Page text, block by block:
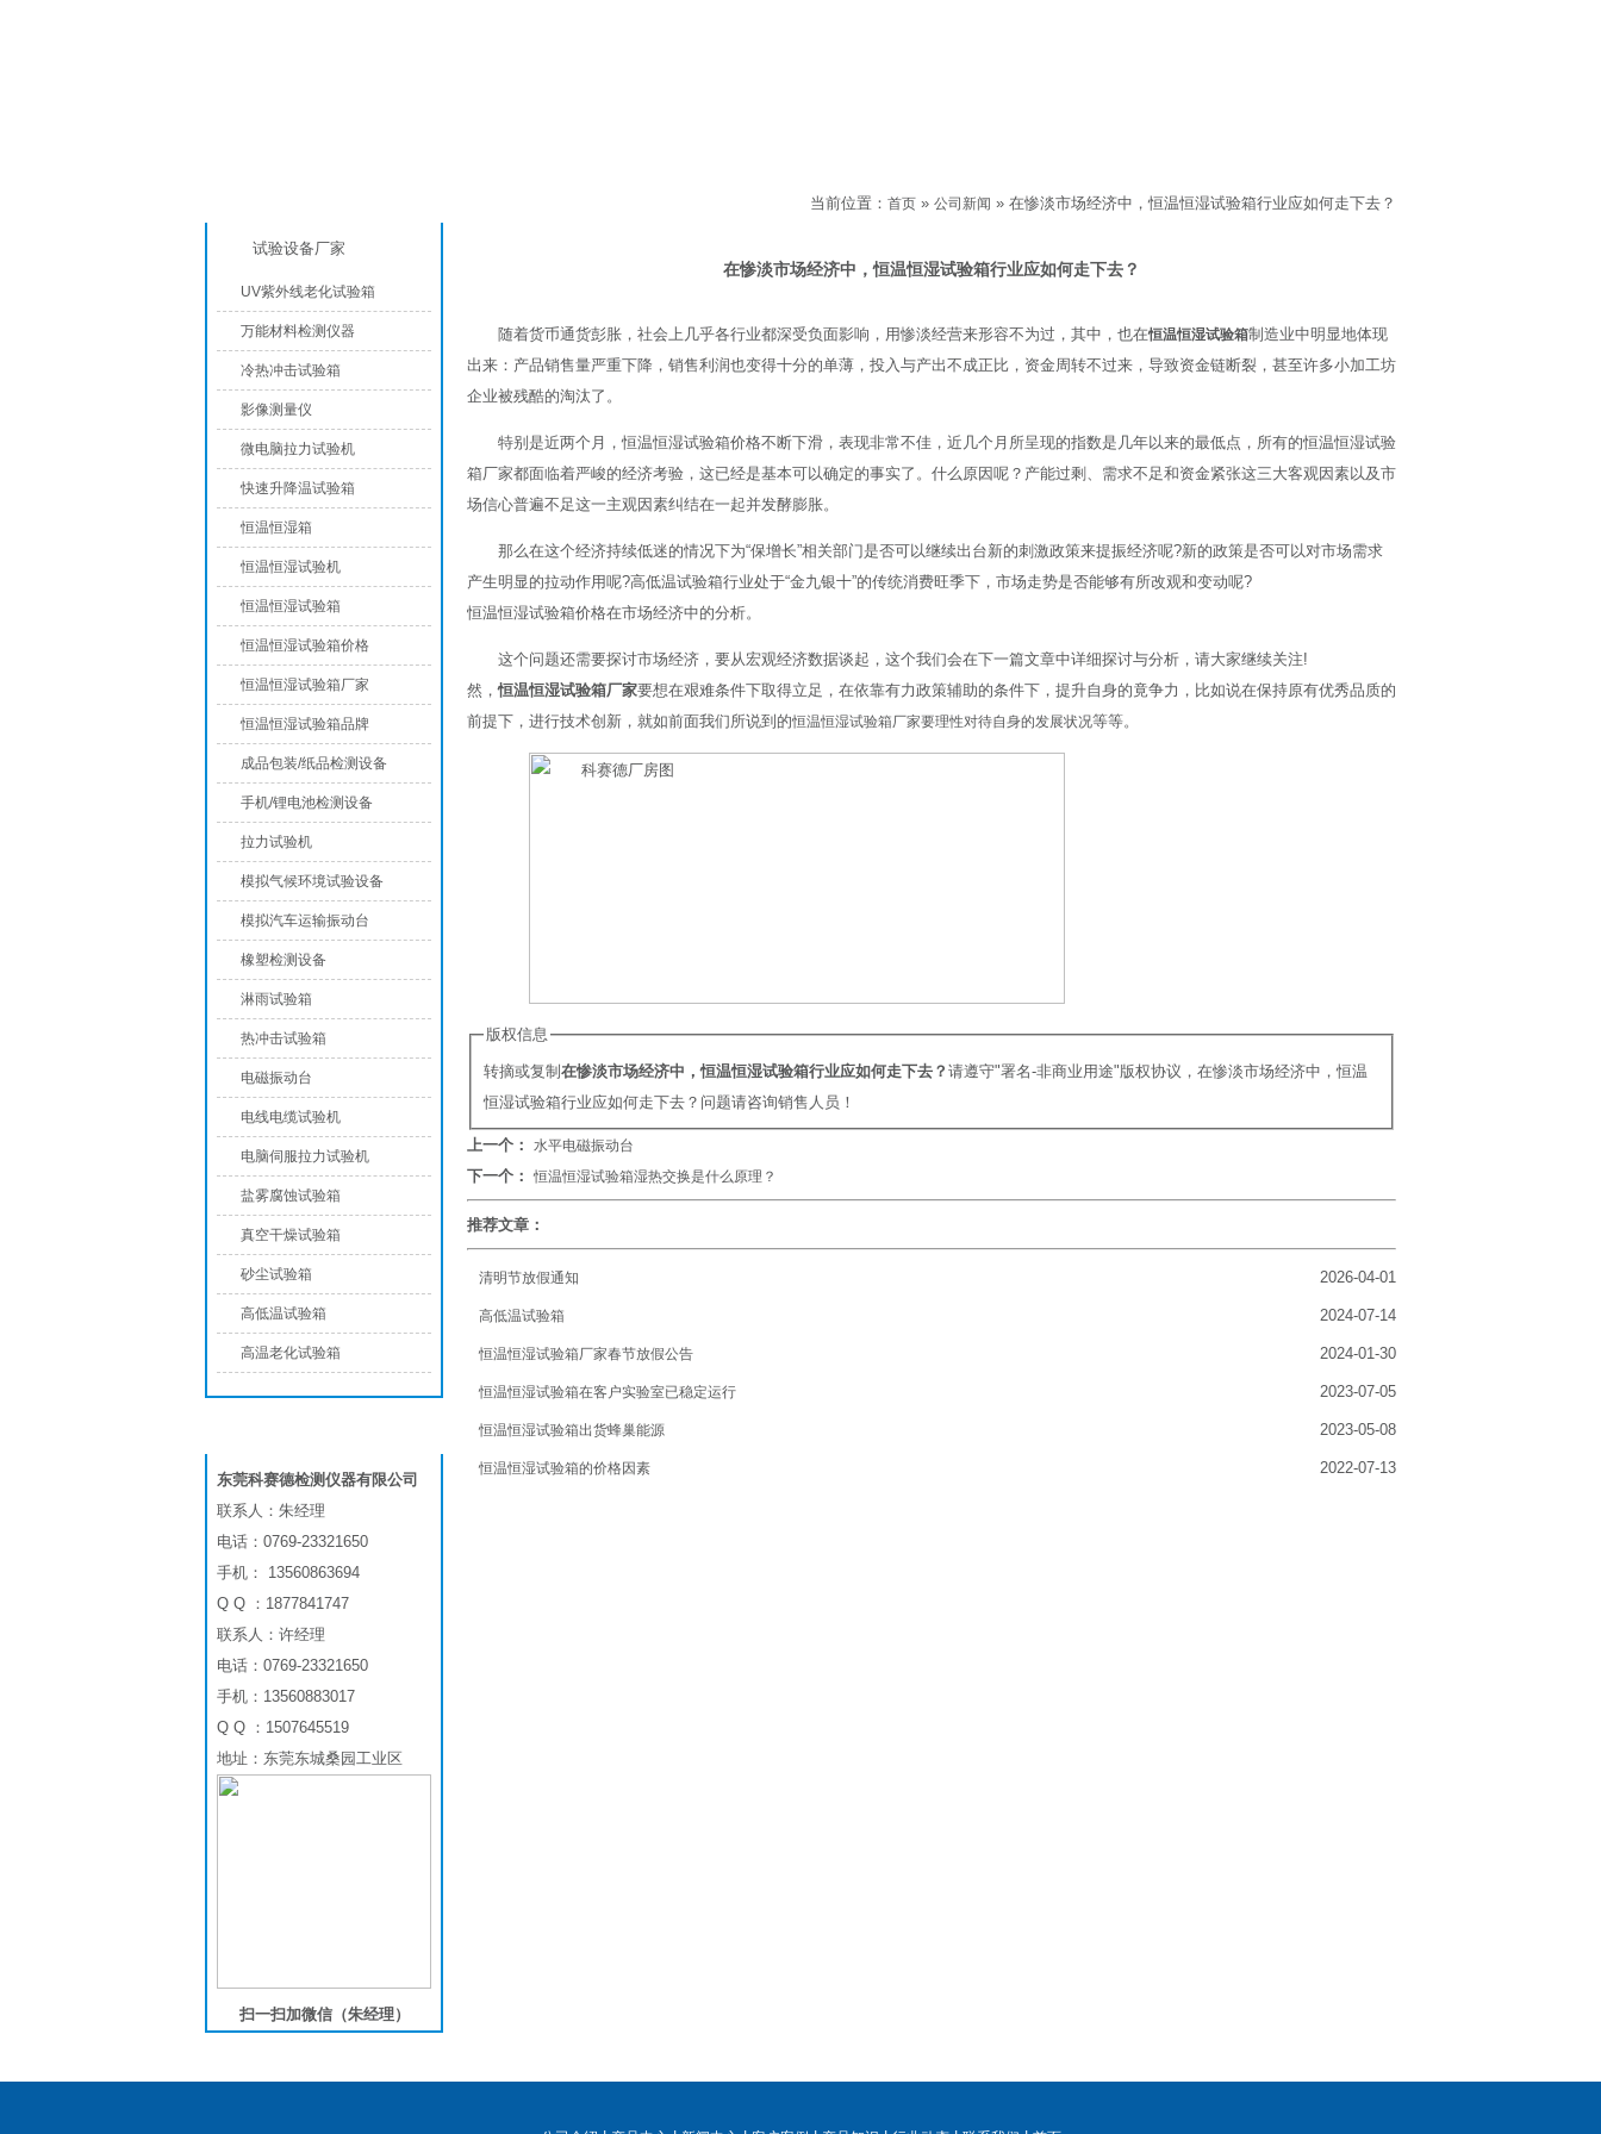
当前位置： 首页 » 公司新闻 » 在惨淡市场经济中，恒温恒湿试验箱行业应如何走下去？
在惨淡市场经济中，恒温恒湿试验箱行业应如何走下去？
随着货币通货彭胀，社会上几乎各行业都深受负面影响，用惨淡经营来形容不为过，其中，也在恒温恒湿试验箱制造业中明显地体现
出来：产品销售量严重下降，销售利润也变得十分的单薄，投入与产出不成正比，资金周转不过来，导致资金链断裂，甚至许多小加工坊
企业被残酷的淘汰了。
特别是近两个月，恒温恒湿试验箱价格不断下滑，表现非常不佳，近几个月所呈现的指数是几年以来的最低点，所有的恒温恒湿试验
箱厂家都面临着严峻的经济考验，这已经是基本可以确定的事实了。什么原因呢？产能过剩、需求不足和资金紧张这三大客观因素以及市
场信心普遍不足这一主观因素纠结在一起并发酵膨胀。
那么在这个经济持续低迷的情况下为“保增长”相关部门是否可以继续出台新的刺激政策来提振经济呢?新的政策是否可以对市场需求
产生明显的拉动作用呢?高低温试验箱行业处于“金九银十”的传统消费旺季下，市场走势是否能够有所改观和变动呢?
恒温恒湿试验箱价格在市场经济中的分析。
这个问题还需要探讨市场经济，要从宏观经济数据谈起，这个我们会在下一篇文章中详细探讨与分析，请大家继续关注!
然，恒温恒湿试验箱厂家要想在艰难条件下取得立足，在依靠有力政策辅助的条件下，提升自身的竟争力，比如说在保持原有优秀品质的
前提下，进行技术创新，就如前面我们所说到的恒温恒湿试验箱厂家要理性对待自身的发展状况等等。
版权信息
转摘或复制在惨淡市场经济中，恒温恒湿试验箱行业应如何走下去？ 请遵守"署名-非商业用途"版权协议，在惨淡市场经济中，恒温
恒湿试验箱行业应如何走下去？问题请咨询销售人员！
上一个： 水平电磁振动台
下一个：恒温恒湿试验箱湿热交换是什么原理？
推荐文章：
2026-04-01
清明节放假通知
2024-07-14
高低温试验箱
2024-01-30
恒温恒湿试验箱厂家春节放假公告
2023-07-05
恒温恒湿试验箱在客户实验室已稳定运行
2023-05-08
恒温恒湿试验箱出货蜂巢能源
2022-07-13
恒温恒湿试验箱的价格因素
试验设备厂家
UV紫外线老化试验箱
万能材料检测仪器
冷热冲击试验箱
影像测量仪
微电脑拉力试验机
快速升降温试验箱
恒温恒湿箱
恒温恒湿试验机
恒温恒湿试验箱
恒温恒湿试验箱价格
恒温恒湿试验箱厂家
恒温恒湿试验箱品牌
成品包装/纸品检测设备
手机/锂电池检测设备
拉力试验机
模拟气候环境试验设备
模拟汽车运输振动台
橡塑检测设备
淋雨试验箱
热冲击试验箱
电磁振动台
电线电缆试验机
电脑伺服拉力试验机
盐雾腐蚀试验箱
真空干燥试验箱
砂尘试验箱
高低温试验箱
高温老化试验箱
东莞科赛德检测仪器有限公司
联系人：朱经理
电话：0769-23321650
手机： 13560863694
Q Q ：1877841747
联系人：许经理
电话：0769-23321650
手机：13560883017
Q Q ：1507645519
地址：东莞东城桑园工业区
扫一扫加微信（朱经理）